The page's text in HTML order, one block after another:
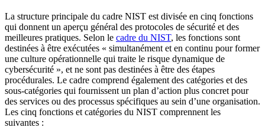
La structure principale du cadre NIST est divisée en cinq fonctions
qui donnent un aperçu général des protocoles de sécurité et des
meilleures pratiques. Selon le cadre du NIST, les fonctions sont
destinées à être exécutées « simultanément et en continu pour former
une culture opérationnelle qui traite le risque dynamique de
cybersécurité », et ne sont pas destinées à être des étapes
procédurales. Le cadre comprend également des catégories et des
sous-catégories qui fournissent un plan d’action plus concret pour
des services ou des processus spécifiques au sein d’une organisation.
Les cinq fonctions et catégories du NIST comprennent les
suivantes :